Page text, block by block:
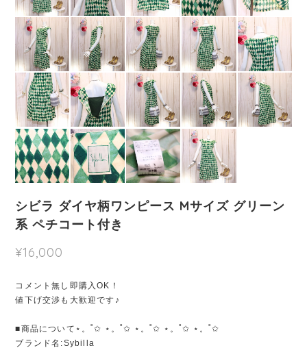
シビラ ダイヤ柄ワンピース Mサイズ グリーン
系 ペチコート付き
¥16,000
コメント無し即購入OK！
値下げ交渉も大歓迎です♪
■商品について⋆。˚✩ ⋆。˚✩ ⋆。˚✩ ⋆。˚✩ ⋆。˚✩
ブランド名:Sybilla